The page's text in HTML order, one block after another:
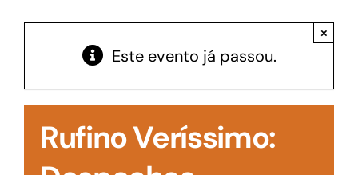
Acesso à Informação
Este evento já passou.
×
Rufino Veríssimo: